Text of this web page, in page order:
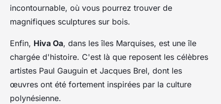
incontournable, où vous pourrez trouver de
magnifiques sculptures sur bois.
Enfin, Hiva Oa, dans les îles Marquises, est une île
chargée d'histoire. C'est là que reposent les célèbres
artistes Paul Gauguin et Jacques Brel, dont les
œuvres ont été fortement inspirées par la culture
polynésienne.